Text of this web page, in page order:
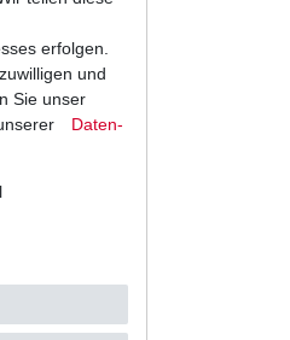
erfolgen.
und
Sie unser
Daten­